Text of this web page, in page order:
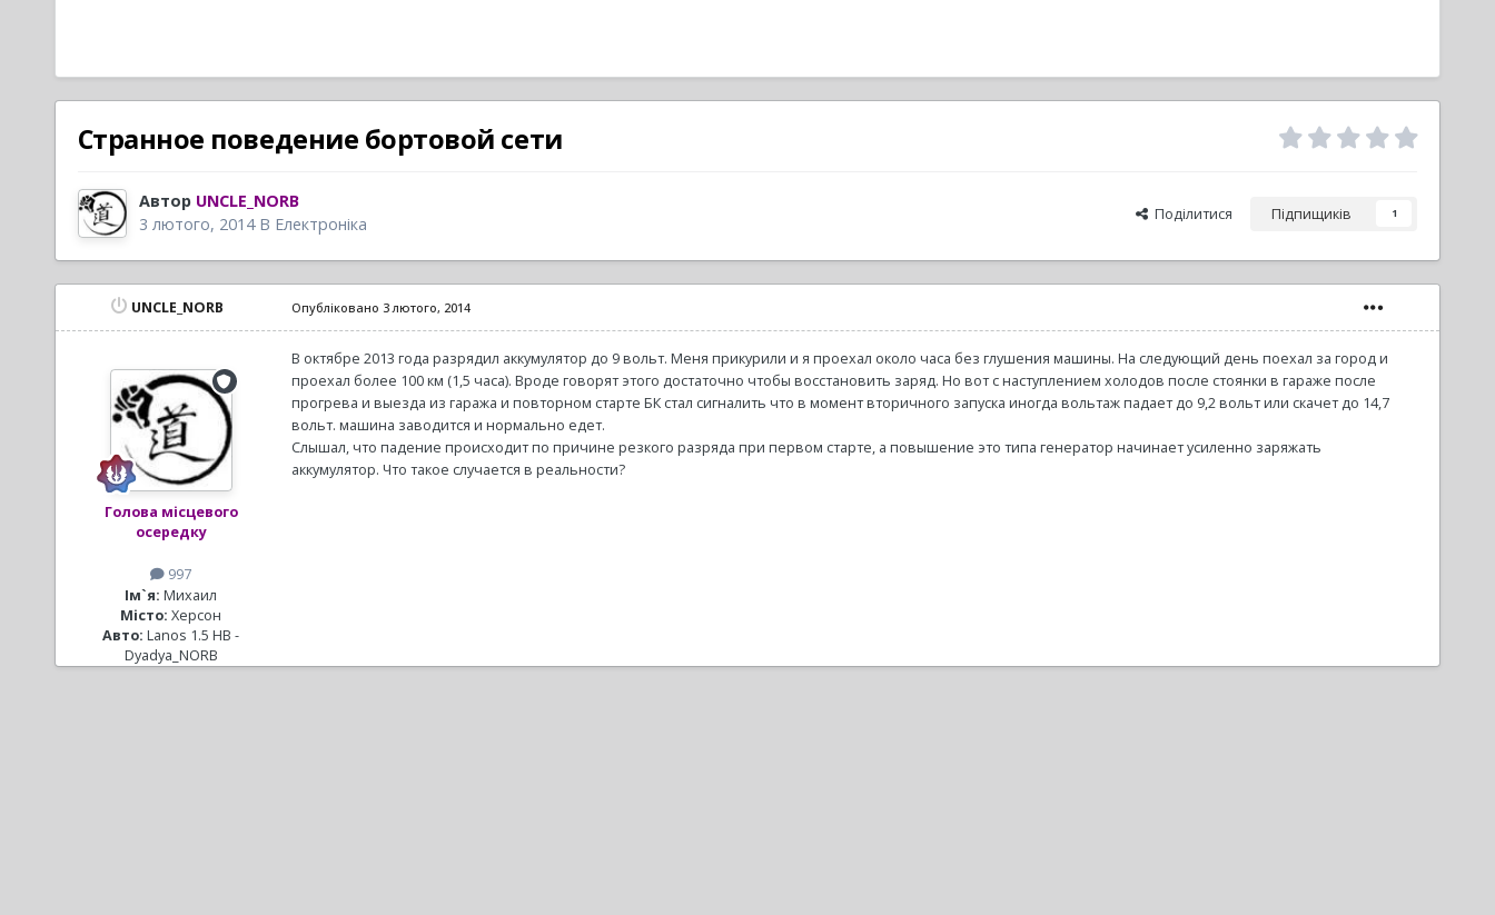
Странное поведение бортовой сети
Автор UNCLE_NORB
3 лютого, 2014В Електроніка Поділитися Підпищиків 1
UNCLE_NORB
Голова місцевого
осередку
997
Ім`я: Михаил
Місто: Херсон
Авто: Lanos 1.5 HB -
Dyadya_NORB
Опубліковано 3 лютого, 2014
В октябре 2013 года разрядил аккумулятор до 9 вольт. Меня прикурили и я проехал около часа без глушения машины. На следующий день поехал за город и
проехал более 100 км (1,5 часа). Вроде говорят этого достаточно чтобы восстановить заряд. Но вот с наступлением холодов после стоянки в гараже после
прогрева и выезда из гаража и повторном старте БК стал сигналить что в момент вторичного запуска иногда вольтаж падает до 9,2 вольт или скачет до 14,7
вольт. машина заводится и нормально едет.
Слышал, что падение происходит по причине резкого разряда при первом старте, а повышение это типа генератор начинает усиленно заряжать
аккумулятор. Что такое случается в реальности?